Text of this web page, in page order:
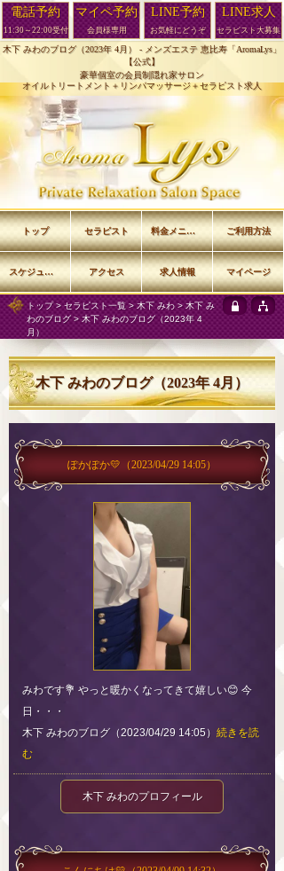
木下 みわのブログ（2023年 4月） - メンズエステ 恵比寿「AromaLys」
【公式】
豪華個室の会員制隠れ家サロン
オイルトリートメント＋リンパマッサージ＋セラピスト求人
トップ> セラピスト一覧 >木下 みわ >木下 み
わのブログ> 木下 みわのブログ（2023年 4
月）
木下 みわのブログ（2023年 4月）
ぽかぽか💛 （2023/04/29 14:05）
みわです💐 やっと暖かくなってきて嬉しい😊 今
日・・・
木下 みわのブログ（2023/04/29 14:05） 続きを読
む
木下 みわのプロフィール
トップ セラピスト 料金メニュー ご利用方法
スケジュール アクセス 求人情報 マイページ
電話予約
11:30～22:00受付
マイペ予約
会員様専用
LINE予約
お気軽にどうぞ
LINE求人
セラピスト大募集